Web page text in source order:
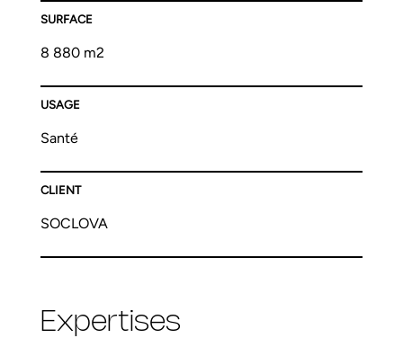
SURFACE
8 880 m2
USAGE
Santé
CLIENT
SOCLOVA
Expertises